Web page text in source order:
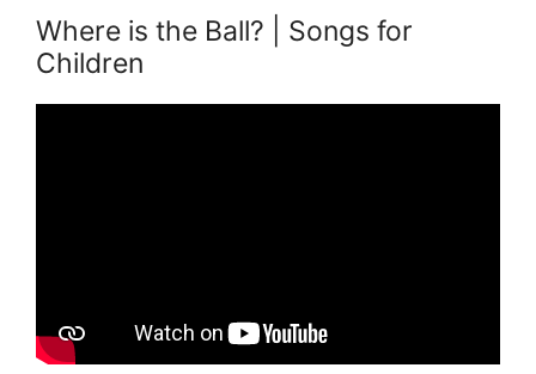
Where is the Ball? | Songs for
Children